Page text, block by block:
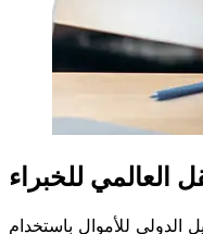
الدولي للأموال باستخدام